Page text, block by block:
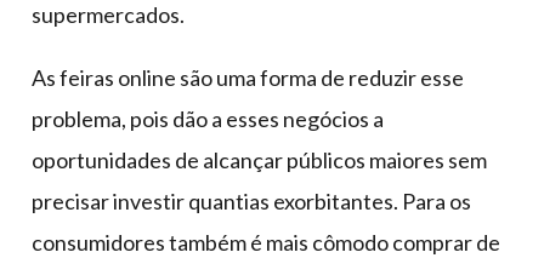
supermercados.
As feiras online são uma forma de reduzir esse
problema, pois dão a esses negócios a
oportunidades de alcançar públicos maiores sem
precisar investir quantias exorbitantes. Para os
consumidores também é mais cômodo comprar de